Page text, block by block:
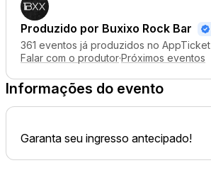
Produzido por Buxixo Rock Bar
361 eventos já produzidos no AppTicket
Falar com o produtor·Próximos eventos
Informações do evento
Garanta seu ingresso antecipado!